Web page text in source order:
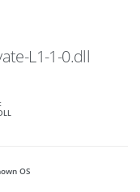
L1-1-0.dll
OS